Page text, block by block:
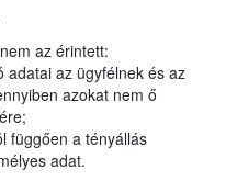
az érintett:
az ügyfélnek és az
azokat nem ő
a tényállás
adat.